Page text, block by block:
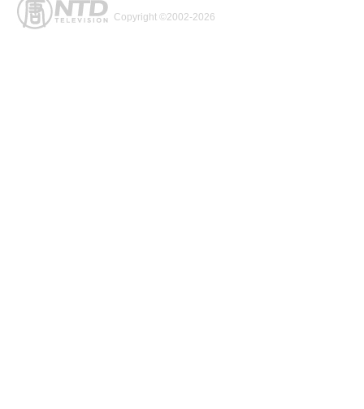
Copyright ©2002-2026